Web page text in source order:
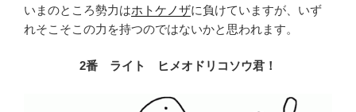
いまのところ勢力はホトケノザに負けていますが、いず
れそこそこの力を持つのではないかと思われます。
2番 ライト ヒメオドリコソウ君！